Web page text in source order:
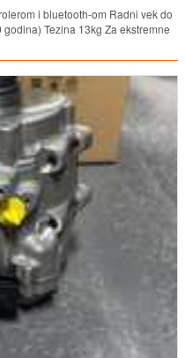
i bluetooth-om Radni vek do
Tezina 13kg Za ekstremne